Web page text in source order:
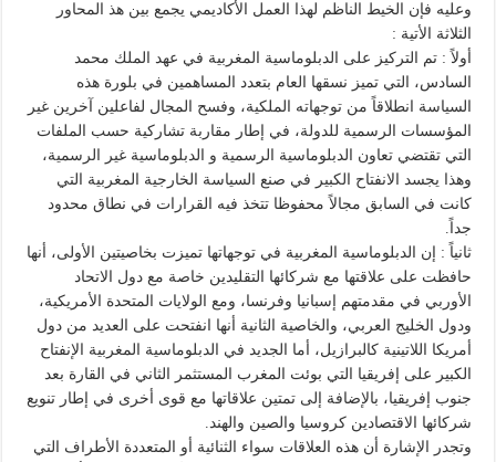
وعليه فإن الخيط الناظم لهذا العمل الأكاديمي يجمع بين هذ المحاور
الثلاثة الأتية :
أولاً : تم التركيز على الدبلوماسية المغربية في عهد الملك محمد
السادس، التي تميز نسقها العام بتعدد المساهمين في بلورة هذه
السياسة انطلاقاً من توجهاته الملكية، وفسح المجال لفاعلين آخرين غير
المؤسسات الرسمية للدولة، في إطار مقاربة تشاركية حسب الملفات
التي تقتضي تعاون الدبلوماسية الرسمية و الدبلوماسية غير الرسمية،
وهذا يجسد الانفتاح الكبير في صنع السياسة الخارجية المغربية التي
كانت في السابق مجالاً محفوظا تتخذ فيه القرارات في نطاق محدود
جداً.
ثانياً : إن الدبلوماسية المغربية في توجهاتها تميزت بخاصيتين الأولى، أنها
حافظت على علاقتها مع شركائها التقليدين خاصة مع دول الاتحاد
الأوربي في مقدمتهم إسبانيا وفرنسا، ومع الولايات المتحدة الأمريكية،
ودول الخليج العربي، والخاصية الثانية أنها انفتحت على العديد من دول
أمريكا اللاتينية كالبرازيل، أما الجديد في الدبلوماسية المغربية الإنفتاح
الكبير على إفريقيا التي بوئت المغرب المستثمر الثاني في القارة بعد
جنوب إفريقيا، بالإضافة إلى تمتين علاقاتها مع قوى أخرى في إطار تنويع
شركائها الاقتصادين كروسيا والصين والهند.
وتجدر الإشارة أن هذه العلاقات سواء الثنائية أو المتعددة الأطراف التي